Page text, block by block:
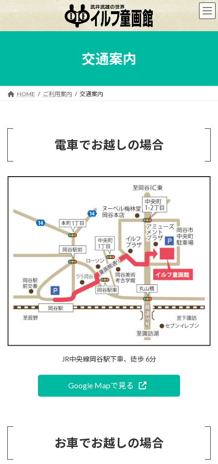
ン
ン
ビ
ー
交通案内
HOME ご利用案内 交通案内
電車でお越しの場合
JR中央線岡谷駅下車、徒歩 6分
Google Mapで見る
お車でお越しの場合